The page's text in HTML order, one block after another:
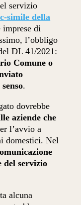
servizio
simile della
imprese di
l’obbligo
DL 41/2021:
Comune o
.
dovrebbe
aziende che
l’avvio a
domestici. Nel
del servizio
alcuna